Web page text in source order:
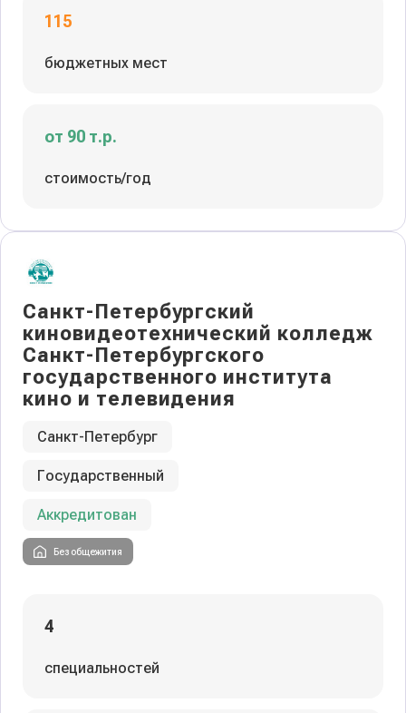
115
бюджетных мест
от 90 т.р.
стоимость/год
Санкт-Петербургский
киновидеотехнический колледж
Санкт-Петербургского
государственного института
кино и телевидения
Санкт-Петербург
Государственный
Аккредитован
Без общежития
4
специальностей